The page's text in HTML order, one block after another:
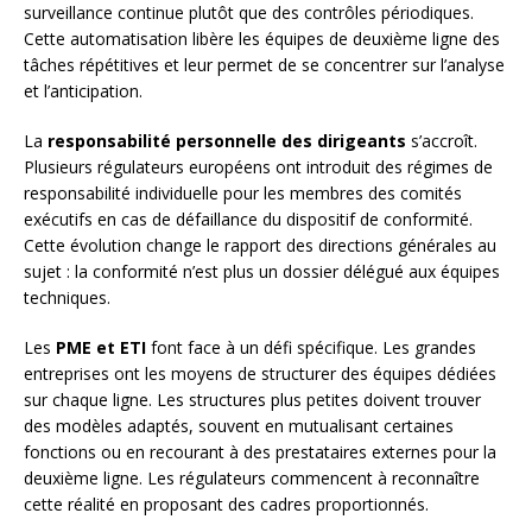
surveillance continue plutôt que des contrôles périodiques.
Cette automatisation libère les équipes de deuxième ligne des
tâches répétitives et leur permet de se concentrer sur l’analyse
et l’anticipation.
La responsabilité personnelle des dirigeants s’accroît.
Plusieurs régulateurs européens ont introduit des régimes de
responsabilité individuelle pour les membres des comités
exécutifs en cas de défaillance du dispositif de conformité.
Cette évolution change le rapport des directions générales au
sujet : la conformité n’est plus un dossier délégué aux équipes
techniques.
Les PME et ETI font face à un défi spécifique. Les grandes
entreprises ont les moyens de structurer des équipes dédiées
sur chaque ligne. Les structures plus petites doivent trouver
des modèles adaptés, souvent en mutualisant certaines
fonctions ou en recourant à des prestataires externes pour la
deuxième ligne. Les régulateurs commencent à reconnaître
cette réalité en proposant des cadres proportionnés.